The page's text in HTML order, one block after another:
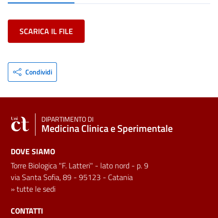
SCARICA IL FILE
Condividi
DIPARTIMENTO DI
Medicina Clinica e Sperimentale
DOVE SIAMO
Torre Biologica "F. Latteri" - lato nord - p. 9
via Santa Sofia, 89 - 95123 - Catania
»tutte le sedi
CONTATTI